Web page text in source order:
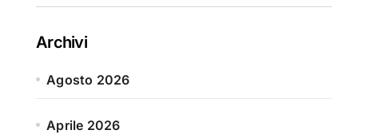
Archivi
Agosto 2026
Aprile 2026